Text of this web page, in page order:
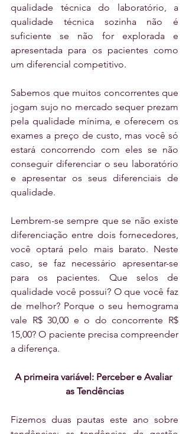
qualidade técnica do laboratório, a
qualidade técnica sozinha não é
suficiente se não for explorada e
apresentada para os pacientes como
um diferencial competitivo.
Sabemos que muitos concorrentes que
jogam sujo no mercado sequer prezam
pela qualidade mínima, e oferecem os
exames a preço de custo, mas você só
estará concorrendo com eles se não
conseguir diferenciar o seu laboratório
e apresentar os seus diferenciais de
qualidade.
Lembrem-se sempre que se não existe
diferenciação entre dois fornecedores,
você optará pelo mais barato. Neste
caso, se faz necessário apresentar-se
para os pacientes. Que selos de
qualidade você possui? O que você faz
de melhor? Porque o seu hemograma
vale R$ 30,00 e o do concorrente R$
15,00? O paciente precisa compreender
a diferença.
A primeira variável: Perceber e Avaliar
as Tendências
Fizemos duas pautas este ano sobre